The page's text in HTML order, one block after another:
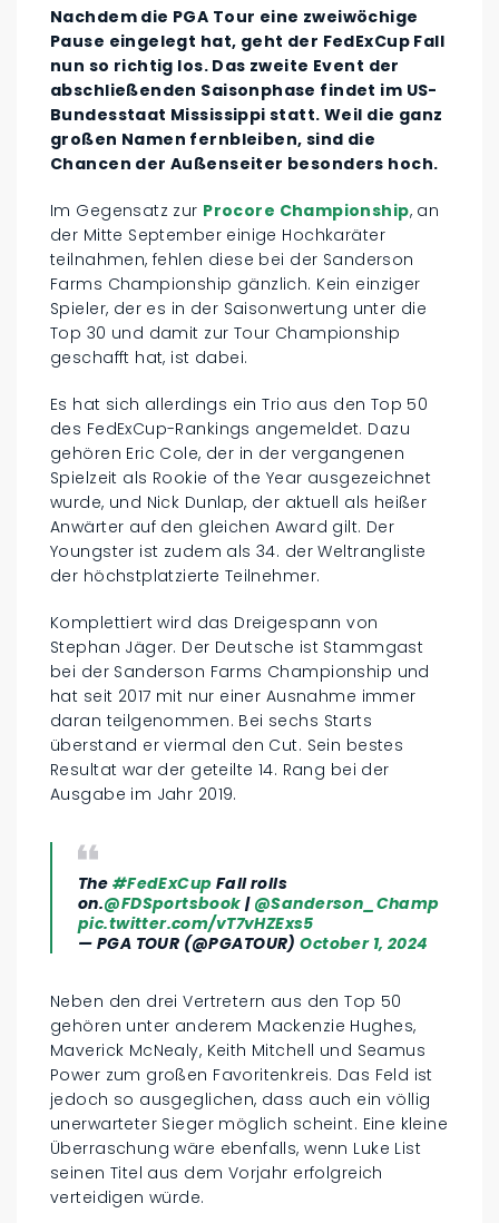
Nachdem die PGA Tour eine zweiwöchige
Pause eingelegt hat, geht der FedExCup Fall
nun so richtig los. Das zweite Event der
abschließenden Saisonphase findet im US-
Bundesstaat Mississippi statt. Weil die ganz
großen Namen fernbleiben, sind die
Chancen der Außenseiter besonders hoch.
Im Gegensatz zur Procore Championship, an
der Mitte September einige Hochkaräter
teilnahmen, fehlen diese bei der Sanderson
Farms Championship gänzlich. Kein einziger
Spieler, der es in der Saisonwertung unter die
Top 30 und damit zur Tour Championship
geschafft hat, ist dabei.
Es hat sich allerdings ein Trio aus den Top 50
des FedExCup-Rankings angemeldet. Dazu
gehören Eric Cole, der in der vergangenen
Spielzeit als Rookie of the Year ausgezeichnet
wurde, und Nick Dunlap, der aktuell als heißer
Anwärter auf den gleichen Award gilt. Der
Youngster ist zudem als 34. der Weltrangliste
der höchstplatzierte Teilnehmer.
Komplettiert wird das Dreigespann von
Stephan Jäger. Der Deutsche ist Stammgast
bei der Sanderson Farms Championship und
hat seit 2017 mit nur einer Ausnahme immer
daran teilgenommen. Bei sechs Starts
überstand er viermal den Cut. Sein bestes
Resultat war der geteilte 14. Rang bei der
Ausgabe im Jahr 2019.
The #FedExCup Fall rolls
on.@FDSportsbook | @Sanderson_Champ
pic.twitter.com/vT7vHZExs5
— PGA TOUR (@PGATOUR)October 1, 2024
Neben den drei Vertretern aus den Top 50
gehören unter anderem Mackenzie Hughes,
Maverick McNealy, Keith Mitchell und Seamus
Power zum großen Favoritenkreis. Das Feld ist
jedoch so ausgeglichen, dass auch ein völlig
unerwarteter Sieger möglich scheint. Eine kleine
Überraschung wäre ebenfalls, wenn Luke List
seinen Titel aus dem Vorjahr erfolgreich
verteidigen würde.